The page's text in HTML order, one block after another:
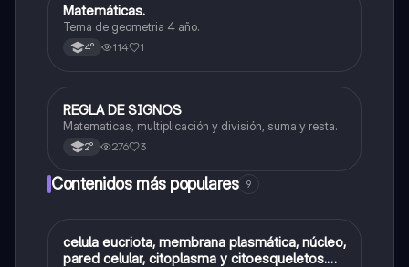
Matemáticas
Matemáticas.
Tema de geometria 4 año.
4° 114 1
Matemáticas
REGLA DE SIGNOS
Matematicas, multiplicación y división, suma y resta.
2° 276 3
Contenidos más populares 9
CBiología
celula eucriota, membrana plasmática, núcleo,
pared celular, citoplasma y citoesqueletos.